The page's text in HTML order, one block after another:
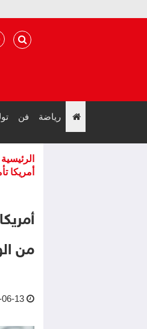
رياضة فن
الرئيسية
أمريكا
من
08:44 AM